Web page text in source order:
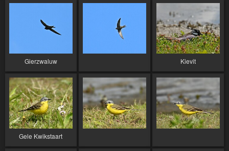
Gierzwaluw Kievit
Gele Kwikstaart